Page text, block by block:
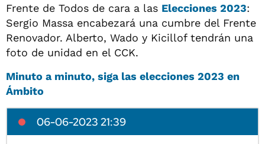
Frente de Todos de cara a las Elecciones 2023:
Sergio Massa encabezará una cumbre del Frente
Renovador. Alberto, Wado y Kicillof tendrán una
foto de unidad en el CCK.
Minuto a minuto, siga las elecciones 2023 en
Ámbito
06-06-2023 21:39